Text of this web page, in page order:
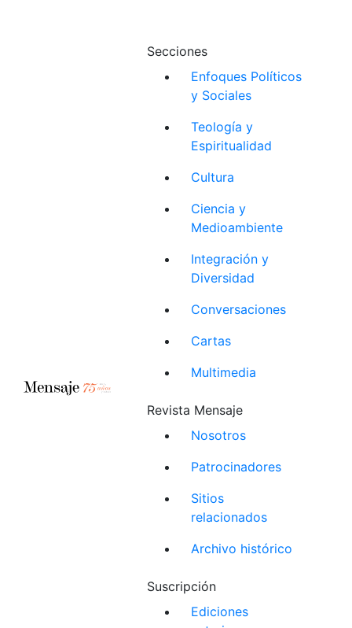
Secciones
Enfoques Políticos
y Sociales
Teología y
Espiritualidad
Cultura
Ciencia y
Medioambiente
Integración y
Diversidad
Conversaciones
Cartas
Multimedia
Revista Mensaje
Nosotros
Patrocinadores
Sitios
relacionados
Archivo histórico
Suscripción
Ediciones